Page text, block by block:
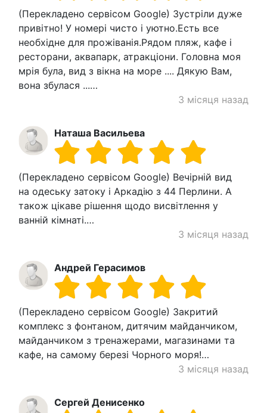
(Перекладено сервісом Google) Зустріли дуже
привітно! У номері чисто і уютно.Есть все
необхідне для прожіванія.Рядом пляж, кафе і
ресторани, аквапарк, атракціони. Головна моя
мрія була, вид з вікна на море .... Дякую Вам,
вона збулася ...…
3 місяця назад
Наташа Васильева
(Перекладено сервісом Google) Вечірній вид
на одеську затоку і Аркадію з 44 Перлини. А
також цікаве рішення щодо висвітлення у
ванній кімнаті.…
3 місяця назад
Андрей Герасимов
(Перекладено сервісом Google) Закритий
комплекс з фонтаном, дитячим майданчиком,
майданчиком з тренажерами, магазинами та
кафе, на самому березі Чорного моря!…
3 місяця назад
Сергей Денисенко